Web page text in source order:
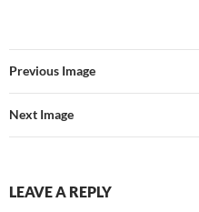
Previous Image
Next Image
LEAVE A REPLY